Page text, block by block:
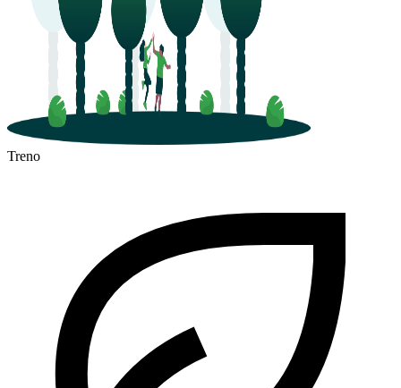
Treno